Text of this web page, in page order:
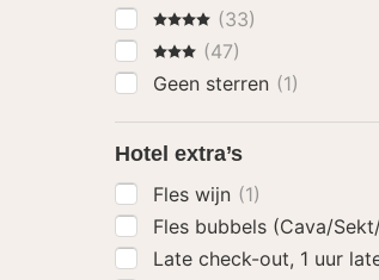
4 Sterren(33)
3 Sterren
(47)
Geen sterren (1)
Hotel extra’s
Fles wijn (1)
Fles bubbels (Cava/
Late check-out, 1 uur